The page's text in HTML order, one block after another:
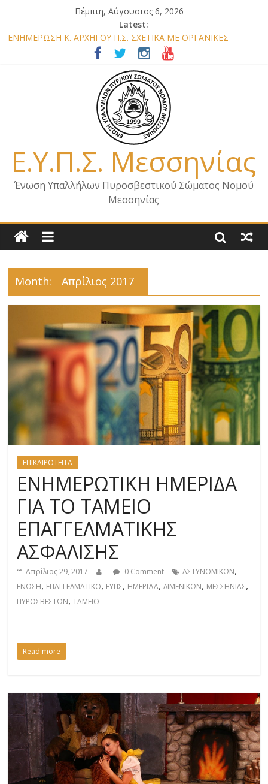
Πέμπτη, Αύγουστος 6, 2026
Latest:
ΕΝΗΜΕΡΩΣΗ Κ. ΑΡΧΗΓΟΥ Π.Σ. ΣΧΕΤΙΚΑ ΜΕ ΟΡΓΑΝΙΚΕΣ
ΘΕΣΕΙΣ ΝΟΜΟΥ ΜΕΣΣΗΝΙΑΣ 2026
ΕΝΗΜΕΡΩΣΗ ΜΕΛΩΝ – ΕΠΙΣΚΕΨΗ ΕΝΩΣΗΣ ΣΕ ΥΠΗΡΕΣΙΕΣ ΚΑΙ
ΚΛΙΜΑΚΙΑ ΤΟΥ ΝΟΜΟΥ ΜΑΣ
ΕΝΗΜΕΡΩΣΗ ΜΕΛΩΝ ΓΙΑ ΕΠΙΣΚΕΨΕΙΣ ΣΩΜΑΤΕΙΟΥ
ΕΝΗΜΕΡΩΣΗ ΜΕΛΩΝ – ΕΠΙΣΚΕΨΗ ΣΤΗΝ Π.Υ. Α/Δ ΚΑΛΑΜΑΤΑΣ
ΕΠΙΣΤΟΛΗ ΓΙΑ ΣΧΕΔΙΟ ΔΑΣΩΝ 2026
Ε.Υ.Π.Σ. Μεσσηνίας
Ένωση Υπαλλήλων Πυροσβεστικού Σώματος Νομού
Μεσσηνίας
Month: Απρίλιος 2017
ΕΠΙΚΑΙΡΟΤΗΤΑ
ΕΝΗΜΕΡΩΤΙΚΗ ΗΜΕΡΙΔΑ
ΓΙΑ ΤΟ ΤΑΜΕΙΟ
ΕΠΑΓΓΕΛΜΑΤΙΚΗΣ
ΑΣΦΑΛΙΣΗΣ
Απρίλιος 29, 2017 0 Comment ΑΣΤΥΝΟΜΙΚΩΝ,
ΕΝΩΣΗ, ΕΠΑΓΓΕΛΜΑΤΙΚΟ, ΕΥΠΣ, ΗΜΕΡΙΔΑ,ΛΙΜΕΝΙΚΩΝ, ΜΕΣΣΗΝΙΑΣ,
ΠΥΡΟΣΒΕΣΤΩΝ,ΤΑΜΕΙΟ
Read more